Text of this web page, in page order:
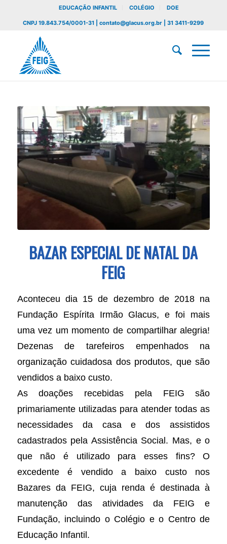
EDUCAÇÃO INFANTIL COLÉGIO DOE
CNPJ 19.843.754/0001-31 | contato@glacus.org.br | 31 3411-9299
BAZAR ESPECIAL DE NATAL DA
FEIG
Aconteceu dia 15 de dezembro de 2018 na
Fundação Espírita Irmão Glacus, e foi mais
uma vez um momento de compartilhar alegria!
Dezenas de tarefeiros empenhados na
organização cuidadosa dos produtos, que são
vendidos a baixo custo.
As doações recebidas pela FEIG são
primariamente utilizadas para atender todas as
necessidades da casa e dos assistidos
cadastrados pela Assistência Social. Mas, e o
que não é utilizado para esses fins? O
excedente é vendido a baixo custo nos
Bazares da FEIG, cuja renda é destinada à
manutenção das atividades da FEIG e
Fundação, incluindo o Colégio e o Centro de
Educação Infantil.